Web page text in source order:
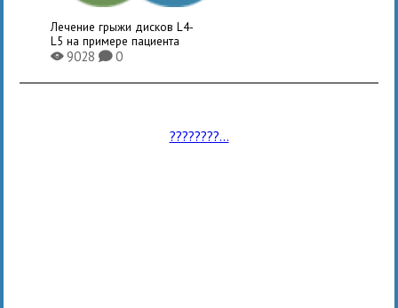
Лечение грыжи дисков L4-
L5 на примере пациента
X9028K0
????????...